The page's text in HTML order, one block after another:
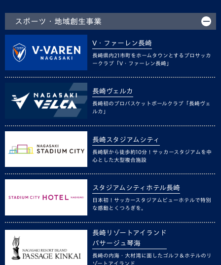
スポーツ・地域創生事業
V・ファーレン長崎
長崎県内21市町をホームタウンとするプロサッカ
ークラブ「V・ファーレン長崎」
長崎ヴェルカ
長崎初のプロバスケットボールクラブ「長崎ヴェ
ルカ」
長崎スタジアムシティ
長崎駅から徒歩約10分！サッカースタジアムを中
心とした大型複合施設
スタジアムシティホテル長崎
日本初！サッカースタジアムビューホテルで特別
な感動とくつろぎを。
長崎リゾートアイランド
パサージュ琴海
長崎の内海・大村湾に面したゴルフ＆ホテルのリ
ゾートアイランド